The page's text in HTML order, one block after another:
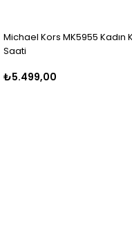
Kors MK5955 Kadın Kol